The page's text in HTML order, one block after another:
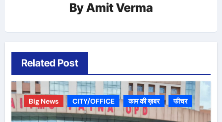
ByAmit Verma
Related Post
Big News CITY/OFFICE काम की ख़बर फीचर